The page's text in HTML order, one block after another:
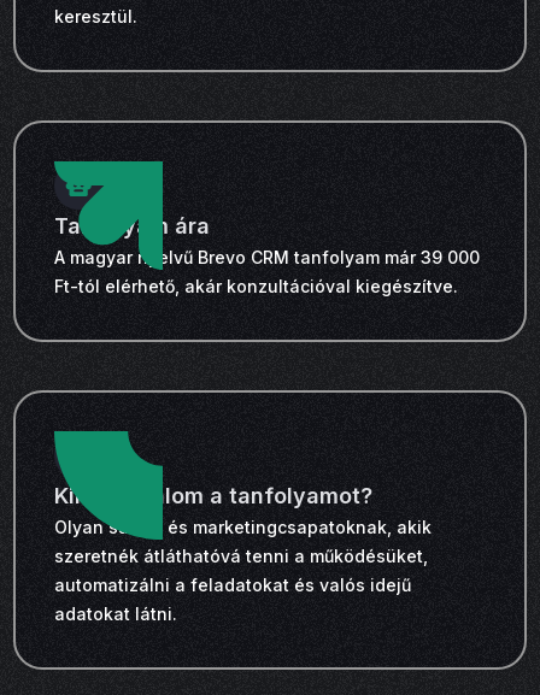
keresztül.
Tanfolyam ára
A magyar nyelvű Brevo CRM tanfolyam már 39 000
Ft-tól elérhető, akár konzultációval kiegészítve.
Kinek ajánlom a tanfolyamot?
Olyan sales- és marketingcsapatoknak, akik
szeretnék átláthatóvá tenni a működésüket,
automatizálni a feladatokat és valós idejű
adatokat látni.